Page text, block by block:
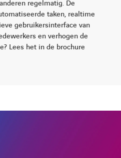
regelmatig. De
taken, realtime
gebruikersinterface van
en verhogen de
Lees het in de brochure